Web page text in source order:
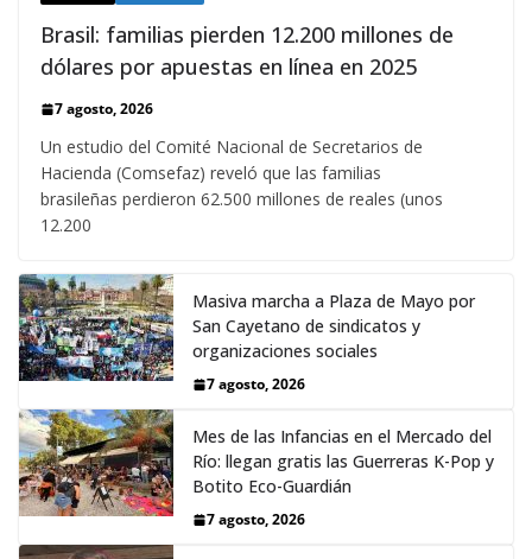
Brasil: familias pierden 12.200 millones de
dólares por apuestas en línea en 2025
7 agosto, 2026
Un estudio del Comité Nacional de Secretarios de
Hacienda (Comsefaz) reveló que las familias
brasileñas perdieron 62.500 millones de reales (unos
12.200
Masiva marcha a Plaza de Mayo por
San Cayetano de sindicatos y
organizaciones sociales
7 agosto, 2026
Mes de las Infancias en el Mercado del
Río: llegan gratis las Guerreras K-Pop y
Botito Eco-Guardián
7 agosto, 2026